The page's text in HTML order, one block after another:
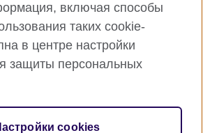
Соединенного Королевства в
включая способы
таких cookie-
в центре настройки
защиты персональных
cookies